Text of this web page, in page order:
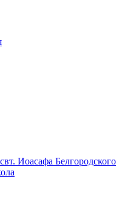
Иоасафа Белгородского